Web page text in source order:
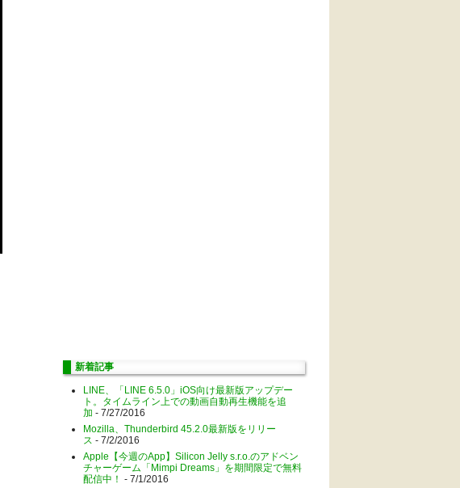
新着記事
LINE、「LINE 6.5.0」iOS向け最新版アップデー
ト。タイムライン上での動画自動再生機能を追
加 - 7/27/2016
Mozilla、Thunderbird 45.2.0最新版をリリー
ス - 7/2/2016
Apple【今週のApp】Silicon Jelly s.r.o.のアドベン
チャーゲーム「Mimpi Dreams」を期間限定で無料
配信中！ - 7/1/2016